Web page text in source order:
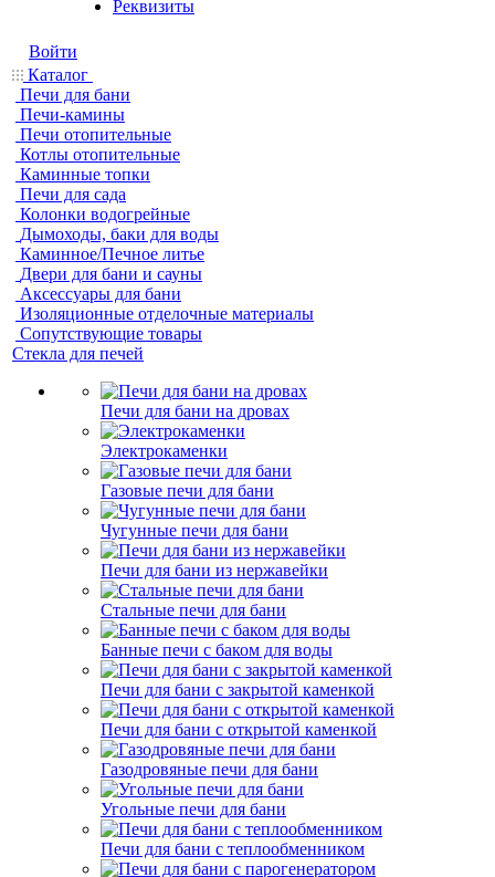
Реквизиты
Войти
Каталог
Печи для бани
Печи-камины
Печи отопительные
Котлы отопительные
Каминные топки
Печи для сада
Колонки водогрейные
Дымоходы, баки для воды
Каминное/Печное литье
Двери для бани и сауны
Аксессуары для бани
Изоляционные отделочные материалы
Сопутствующие товары
Стекла для печей
Печи для бани на дровах
Электрокаменки
Газовые печи для бани
Чугунные печи для бани
Печи для бани из нержавейки
Стальные печи для бани
Банные печи с баком для воды
Печи для бани с закрытой каменкой
Печи для бани с открытой каменкой
Газодровяные печи для бани
Угольные печи для бани
Печи для бани с теплообменником